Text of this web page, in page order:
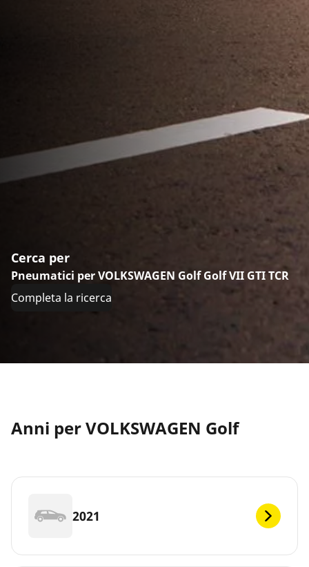
Cerca per
Pneumatici per VOLKSWAGEN Golf Golf VII GTI TCR
Completa la ricerca
Anni per VOLKSWAGEN Golf
2021